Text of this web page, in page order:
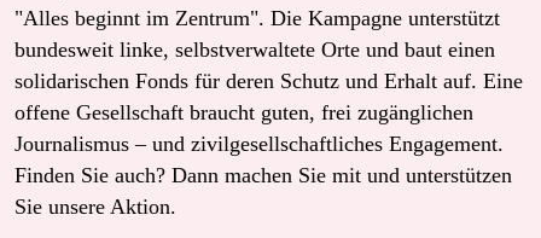
"Alles beginnt im Zentrum". Die Kampagne unterstützt
bundesweit linke, selbstverwaltete Orte und baut einen
solidarischen Fonds für deren Schutz und Erhalt auf. Eine
offene Gesellschaft braucht guten, frei zugänglichen
Journalismus – und zivilgesellschaftliches Engagement.
Finden Sie auch? Dann machen Sie mit und unterstützen
Sie unsere Aktion.